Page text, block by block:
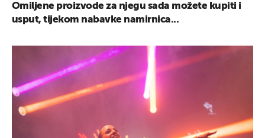
Omiljene proizvode za njegu sada možete kupiti i
usput, tijekom nabavke namirnica...